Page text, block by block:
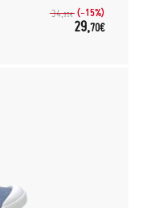
34,95€ (-15%)
29,70€